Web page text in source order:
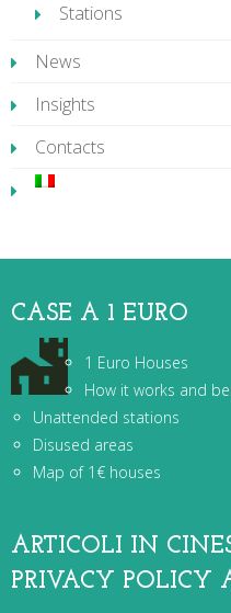
Stations
News
Insights
Contacts
CASE A 1 EURO
1 Euro Houses
How it works and
Unattended stations
Disused areas
Map of 1€ houses
ARTICOLI IN
PRIVACY POLICY